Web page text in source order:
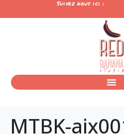
Suivez nous ici :
MTBK-